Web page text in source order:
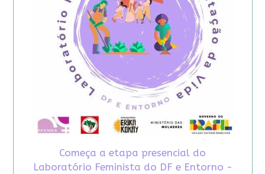
Começa a etapa presencial do
Laboratório Feminista do DF e Entorno -